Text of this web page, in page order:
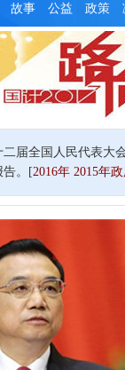
二届全国人民代表
告。[2016年 2015年